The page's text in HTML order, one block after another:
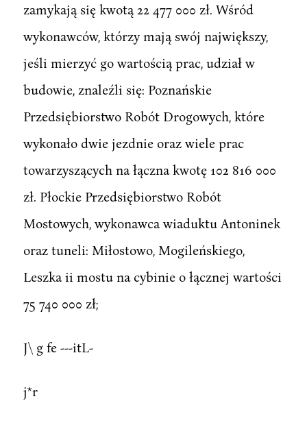
zamykają się kwotą 22 477 000 zł. Wśród
wykonawców, którzy mają swój największy,
jeśli mierzyć go wartością prac, udział w
budowie, znaleźli się: Poznańskie
Przedsiębiorstwo Robót Drogowych, które
wykonało dwie jezdnie oraz wiele prac
towarzyszących na łączna kwotę 102 816 000
zł. Płockie Przedsiębiorstwo Robót
Mostowych, wykonawca wiaduktu Antoninek
oraz tuneli: Miłostowo, Mogileńskiego,
Leszka ii mostu na cybinie o łącznej wartości
75 740 000 zł;
J\ g fe ---itL-
j*r